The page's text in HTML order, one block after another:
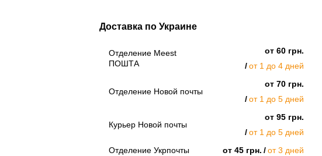
Доставка по Украине
Отделение Meest
ПОШТА
от 60 грн.
от 1 до 4 дней
Отделение Новой почты
от 70 грн.
от 1 до 5 дней
Курьер Новой почты
от 95 грн.
от 1 до 5 дней
Отделение Укрпочты
от 45 грн.
от 3 дней